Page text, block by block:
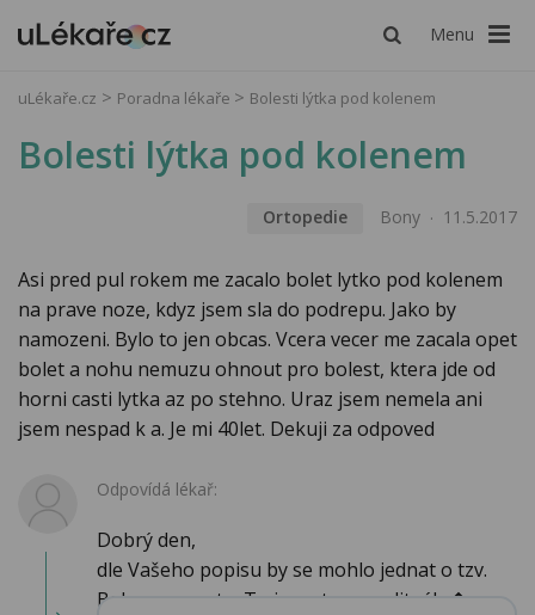
Menu
uLékaře.cz Poradna lékaře Bolesti lýtka pod kolenem
Bolesti lýtka pod kolenem
Ortopedie Bony 11.5.2017
Asi pred pul rokem me zacalo bolet lytko pod kolenem
na prave noze, kdyz jsem sla do podrepu. Jako by
namozeni. Bylo to jen obcas. Vcera vecer me zacala opet
bolet a nohu nemuzu ohnout pro bolest, ktera jde od
horni casti lytka az po stehno. Uraz jsem nemela ani
jsem nespad k a. Je mi 40let. Dekuji za odpoved
Odpovídá lékař:
Dobrý den,
dle Vašeho popisu by se mohlo jednat o tzv.
Bakerovu cystu. To je cysta v popliteáln�...